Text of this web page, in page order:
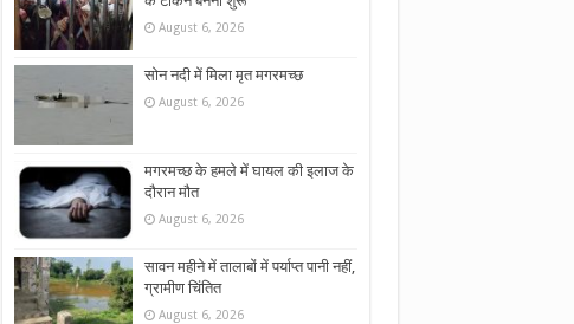
August 6, 2026
सोन नदी में मिला मृत मगरमच्छ
August 6, 2026
मगरमच्छ के हमले में घायल की इलाज के
दौरान मौत
August 6, 2026
सावन महीने में तालाबों में पर्याप्त पानी नहीं,
ग्रामीण चिंतित
August 6, 2026